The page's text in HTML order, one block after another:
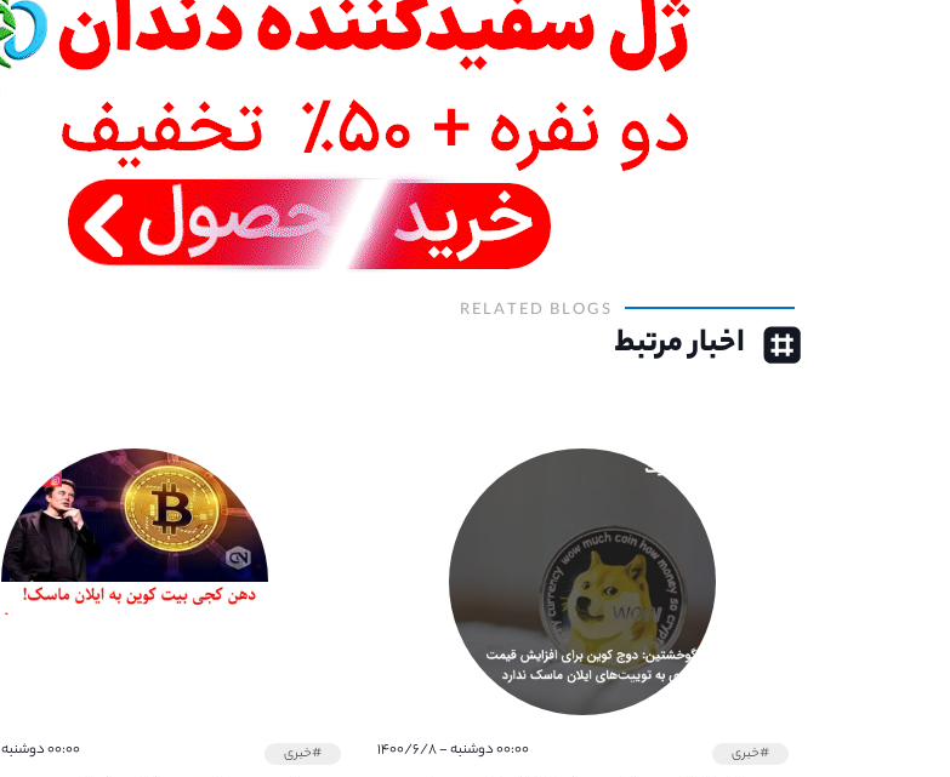
RELATED BLOGS
اخبار مرتبط
#خبری ۰۰:۰۰ دوشنبه - ۱۴۰۰/۶/۸ #خبری ۰۰:۰۰ دوشنبه - ۱۴۰۰/۶/۸